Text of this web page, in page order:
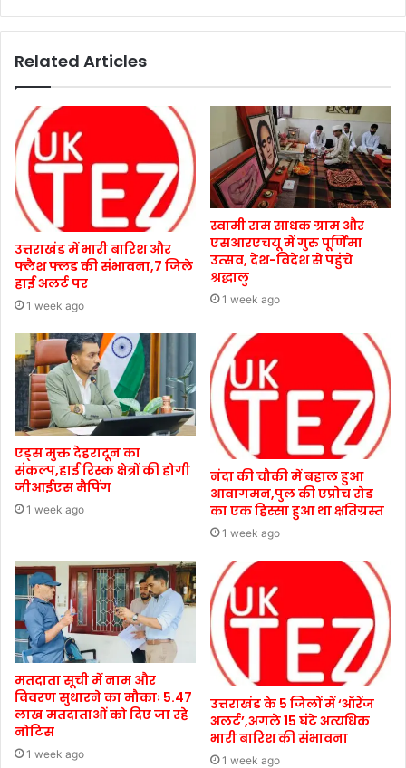
Related Articles
उत्तराखंड में भारी बारिश और
फ्लैश फ्लड की संभावना,7 जिले
हाई अलर्ट पर
1 week ago
स्वामी राम साधक ग्राम और
एसआरएचयू में गुरु पूर्णिमा
उत्सव, देश-विदेश से पहुंचे
श्रद्धालु
1 week ago
एड्स मुक्त देहरादून का
संकल्प,हाई रिस्क क्षेत्रों की होगी
जीआईएस मैपिंग
1 week ago
नंदा की चौकी में बहाल हुआ
आवागमन,पुल की एप्रोच रोड
का एक हिस्सा हुआ था क्षतिग्रस्त
1 week ago
मतदाता सूची में नाम और
विवरण सुधारने का मौकाः 5.47
लाख मतदाताओं को दिए जा रहे
नोटिस
1 week ago
उत्तराखंड के 5 जिलों में ‘ऑरेंज
अलर्ट’,अगले 15 घंटे अत्यधिक
भारी बारिश की संभावना
1 week ago